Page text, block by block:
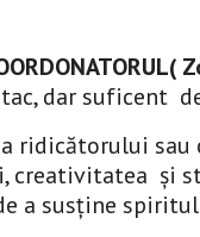
dar suficent
a ridicătorului
și
a susține